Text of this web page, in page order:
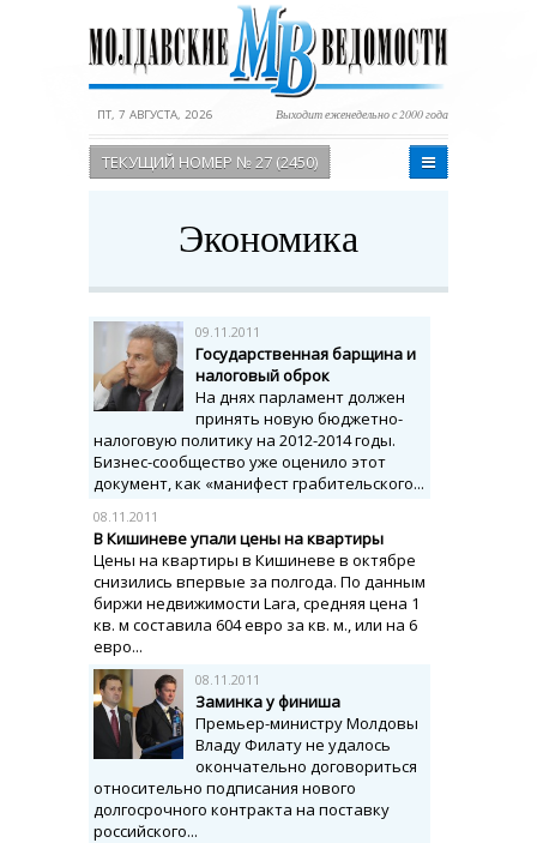
ПТ, 7 АВГУСТА, 2026 Выходит еженедельно с 2000 года
ТЕКУЩИЙ НОМЕР № 27 (2450)
Экономика
09.11.2011
Государственная барщина и
налоговый оброк
На днях парламент должен
принять новую бюджетно-
налоговую политику на 2012-2014 годы.
Бизнес-сообщество уже оценило этот
документ, как «манифест грабительского...
08.11.2011
В Кишиневе упали цены на квартиры
Цены на квартиры в Кишиневе в октябре
снизились впервые за полгода. По данным
биржи недвижимости Lara, средняя цена 1
кв. м составила 604 евро за кв. м., или на 6
евро...
08.11.2011
Заминка у финиша
Премьер-министру Молдовы
Владу Филату не удалось
окончательно договориться
относительно подписания нового
долгосрочного контракта на поставку
российского...